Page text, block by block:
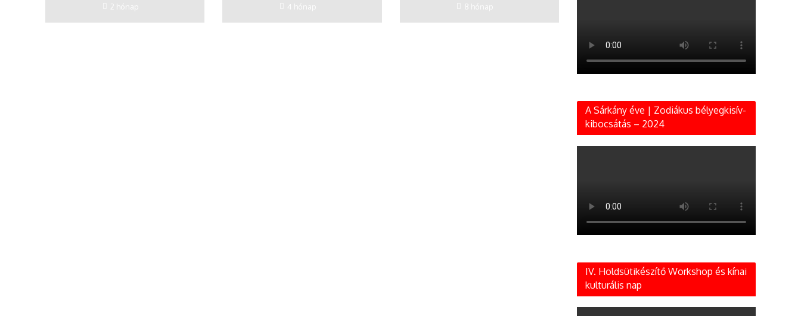
2 hónap 4 hónap 8 hónap
A Sárkány éve | Zodiákus bélyegkisív-
kibocsátás – 2024
IV. Holdsütikészítő Workshop és kínai
kulturális nap